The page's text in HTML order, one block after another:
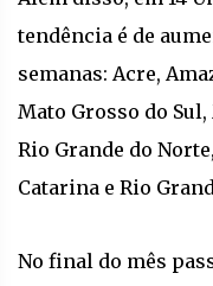
tendência é de
semanas: Acre,
Mato Grosso do
Rio Grande do
Catarina e Rio
No final do mês